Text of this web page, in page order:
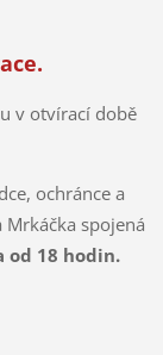
v otvírací době
ochránce a
Mrkáčka spojená
od 18 hodin.